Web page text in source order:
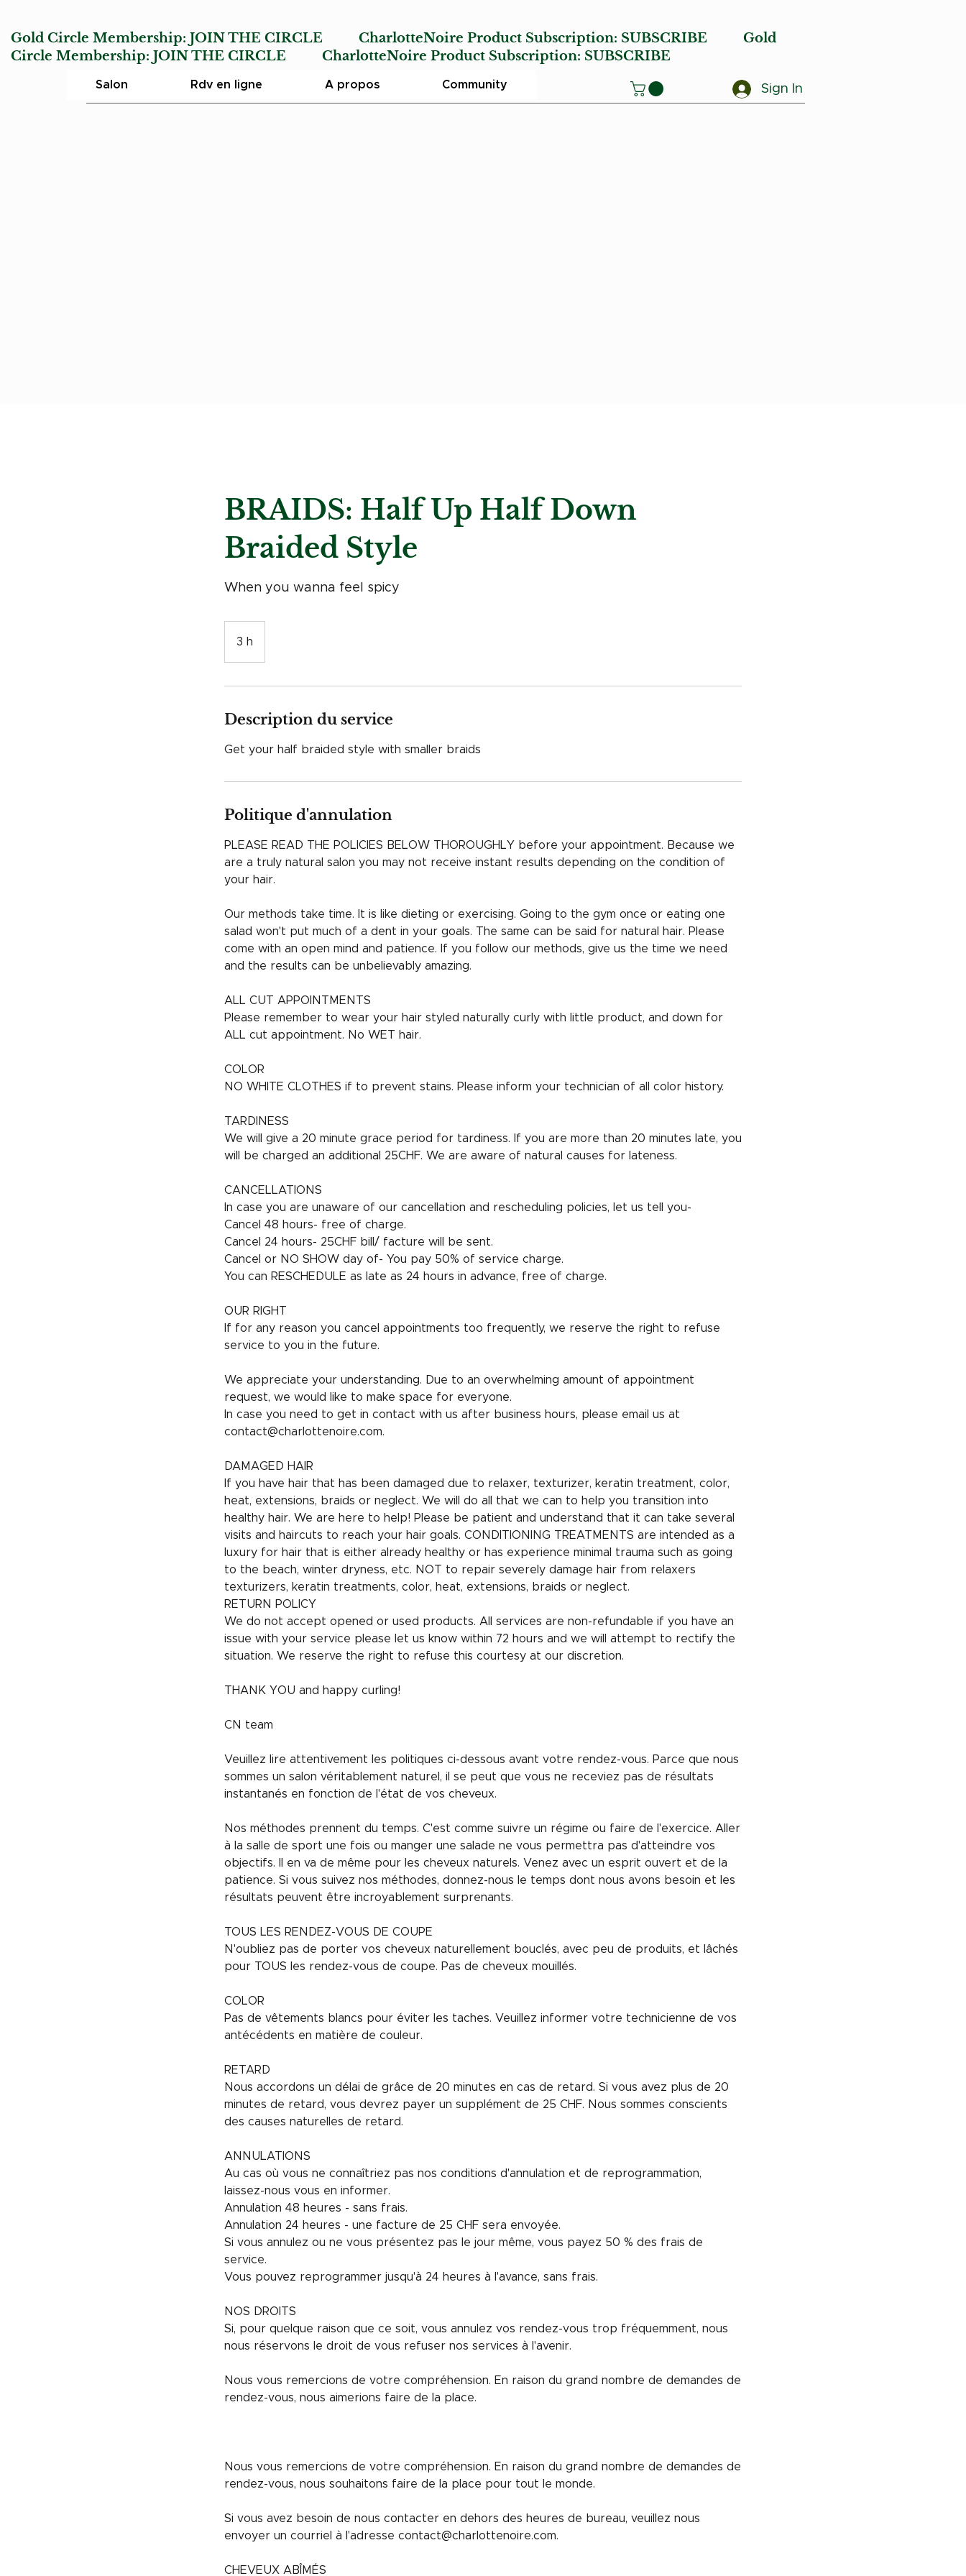
Gold Circle Membership: JOIN THE CIRCLE CharlotteNoire Product Subscription: SUBSCRIBE
Gold
Circle Membership: JOIN THE CIRCLE CharlotteNoire Product Subscription: SUBSCRIBE
Salon Rdv en ligne A propos Community Sign In
BRAIDS: Half Up Half Down
Braided Style
When you wanna feel spicy
3 h
h
Description du service
Get your half braided style with smaller braids
Politique d'annulation
PLEASE READ THE POLICIES BELOW THOROUGHLY before your appointment. Because we
are a truly natural salon you may not receive instant results depending on the condition of
your hair.
Our methods take time. It is like dieting or exercising. Going to the gym once or eating one
salad won't put much of a dent in your goals. The same can be said for natural hair. Please
come with an open mind and patience. If you follow our methods, give us the time we need
and the results can be unbelievably amazing.
ALL CUT APPOINTMENTS
Please remember to wear your hair styled naturally curly with little product, and down for
ALL cut appointment. No WET hair.
COLOR
NO WHITE CLOTHES if to prevent stains. Please inform your technician of all color history.
TARDINESS
We will give a 20 minute grace period for tardiness. If you are more than 20 minutes late, you
will be charged an additional 25CHF. We are aware of natural causes for lateness.
CANCELLATIONS
In case you are unaware of our cancellation and rescheduling policies, let us tell you-
Cancel 48 hours- free of charge.
Cancel 24 hours- 25CHF bill/ facture will be sent.
Cancel or NO SHOW day of- You pay 50% of service charge.
You can RESCHEDULE as late as 24 hours in advance, free of charge.
OUR RIGHT
If for any reason you cancel appointments too frequently, we reserve the right to refuse
service to you in the future.
We appreciate your understanding. Due to an overwhelming amount of appointment
request, we would like to make space for everyone.
In case you need to get in contact with us after business hours, please email us at
contact@charlottenoire.com.
DAMAGED HAIR
If you have hair that has been damaged due to relaxer, texturizer, keratin treatment, color,
heat, extensions, braids or neglect. We will do all that we can to help you transition into
healthy hair. We are here to help! Please be patient and understand that it can take several
visits and haircuts to reach your hair goals. CONDITIONING TREATMENTS are intended as a
luxury for hair that is either already healthy or has experience minimal trauma such as going
to the beach, winter dryness, etc. NOT to repair severely damage hair from relaxers
texturizers, keratin treatments, color, heat, extensions, braids or neglect.
RETURN POLICY
We do not accept opened or used products. All services are non-refundable if you have an
issue with your service please let us know within 72 hours and we will attempt to rectify the
situation. We reserve the right to refuse this courtesy at our discretion.
THANK YOU and happy curling!
CN team
Veuillez lire attentivement les politiques ci-dessous avant votre rendez-vous. Parce que nous
sommes un salon véritablement naturel, il se peut que vous ne receviez pas de résultats
instantanés en fonction de l'état de vos cheveux.
Nos méthodes prennent du temps. C'est comme suivre un régime ou faire de l'exercice. Aller
à la salle de sport une fois ou manger une salade ne vous permettra pas d'atteindre vos
objectifs. Il en va de même pour les cheveux naturels. Venez avec un esprit ouvert et de la
patience. Si vous suivez nos méthodes, donnez-nous le temps dont nous avons besoin et les
résultats peuvent être incroyablement surprenants.
TOUS LES RENDEZ-VOUS DE COUPE
N'oubliez pas de porter vos cheveux naturellement bouclés, avec peu de produits, et lâchés
pour TOUS les rendez-vous de coupe. Pas de cheveux mouillés.
COLOR
Pas de vêtements blancs pour éviter les taches. Veuillez informer votre technicienne de vos
antécédents en matière de couleur.
RETARD
Nous accordons un délai de grâce de 20 minutes en cas de retard. Si vous avez plus de 20
minutes de retard, vous devrez payer un supplément de 25 CHF. Nous sommes conscients
des causes naturelles de retard.
ANNULATIONS
Au cas où vous ne connaîtriez pas nos conditions d'annulation et de reprogrammation,
laissez-nous vous en informer.
Annulation 48 heures - sans frais.
Annulation 24 heures - une facture de 25 CHF sera envoyée.
Si vous annulez ou ne vous présentez pas le jour même, vous payez 50 % des frais de
service.
Vous pouvez reprogrammer jusqu'à 24 heures à l'avance, sans frais.
NOS DROITS
Si, pour quelque raison que ce soit, vous annulez vos rendez-vous trop fréquemment, nous
nous réservons le droit de vous refuser nos services à l'avenir.
Nous vous remercions de votre compréhension. En raison du grand nombre de demandes de
rendez-vous, nous aimerions faire de la place.
Nous vous remercions de votre compréhension. En raison du grand nombre de demandes de
rendez-vous, nous souhaitons faire de la place pour tout le monde.
Si vous avez besoin de nous contacter en dehors des heures de bureau, veuillez nous
envoyer un courriel à l'adresse contact@charlottenoire.com.
CHEVEUX ABÎMÉS